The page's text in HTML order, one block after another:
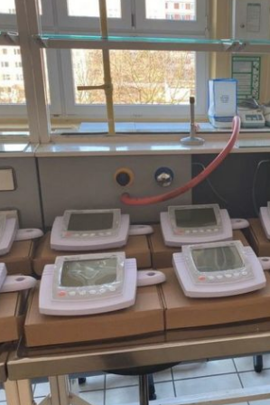
zdrowia — czas zacząć mówić o